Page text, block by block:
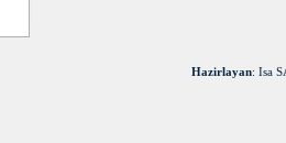
Hazirlayan: Isa